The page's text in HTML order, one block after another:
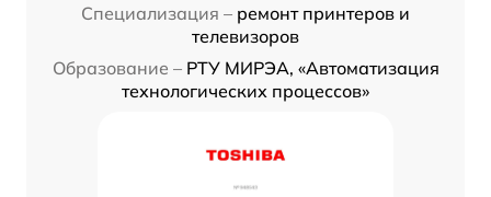
Специализация – ремонт принтеров и
телевизоров
Образование – РТУ МИРЭА, «Автоматизация
технологических процессов»